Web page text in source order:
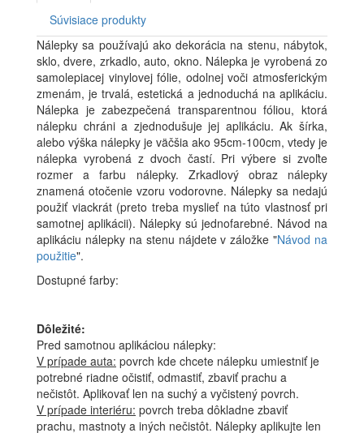
Súvisiace produkty
Nálepky sa používajú ako dekorácia na stenu, nábytok,
sklo, dvere, zrkadlo, auto, okno. Nálepka je vyrobená zo
samolepiacej vinylovej fólie, odolnej voči atmosferickým
zmenám, je trvalá, estetická a jednoduchá na aplikáciu.
Nálepka je zabezpečená transparentnou fóliou, ktorá
nálepku chráni a zjednodušuje jej aplikáciu. Ak šírka,
alebo výška nálepky je väčšia ako 95cm-100cm, vtedy je
nálepka vyrobená z dvoch častí. Pri výbere si zvoľte
rozmer a farbu nálepky. Zrkadlový obraz nálepky
znamená otočenie vzoru vodorovne. Nálepky sa nedajú
použiť viackrát (preto treba myslieť na túto vlastnosť pri
samotnej aplikácii). Nálepky sú jednofarebné. Návod na
aplikáciu nálepky na stenu nájdete v záložke "Návod na
použitie".
Dostupné farby:
Dôležité:
Pred samotnou aplikáciou nálepky:
V prípade auta: povrch kde chcete nálepku umiestniť je
potrebné riadne očistiť, odmastiť, zbaviť prachu a
nečistôt. Aplikovať len na suchý a vyčistený povrch.
V prípade interiéru: povrch treba dôkladne zbaviť
prachu, mastnoty a iných nečistôt. Nálepky aplikujte len